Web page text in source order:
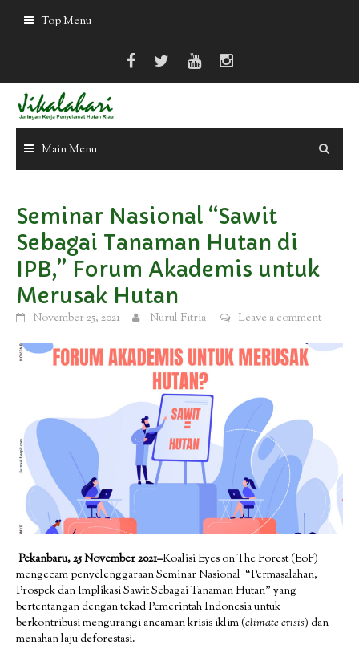
Top Menu
Main Menu
Seminar Nasional “Sawit
Sebagai Tanaman Hutan di
IPB,” Forum Akademis untuk
Merusak Hutan
November 25, 2021 Nurul Fitria Leave a comment
Pekanbaru, 25 November 2021–Koalisi Eyes on The Forest (EoF)
mengecam penyelenggaraan Seminar Nasional “Permasalahan,
Prospek dan Implikasi Sawit Sebagai Tanaman Hutan” yang
bertentangan dengan tekad Pemerintah Indonesia untuk
berkontribusi mengurangi ancaman krisis iklim (climate crisis) dan
menahan laju deforestasi.